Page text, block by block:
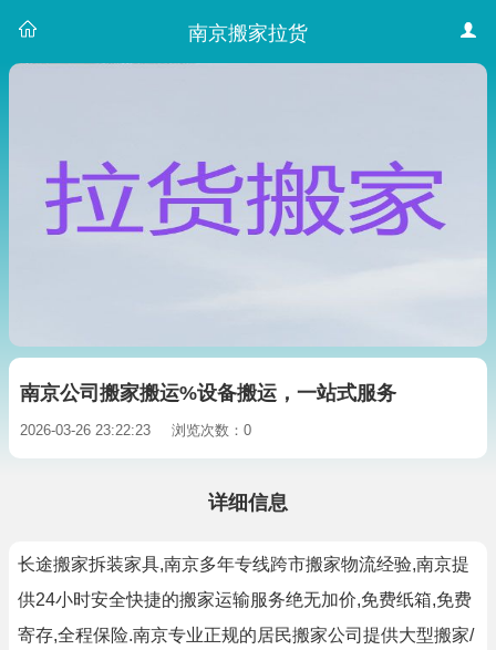
南京搬家拉货
南京公司搬家搬运%设备搬运，一站式服务
2026-03-26 23:22:23 浏览次数：0
详细信息
长途搬家拆装家具,南京多年专线跨市搬家物流经验,南京提
供24小时安全快捷的搬家运输服务绝无加价,免费纸箱,免费
寄存,全程保险.南京专业正规的居民搬家公司提供大型搬家/